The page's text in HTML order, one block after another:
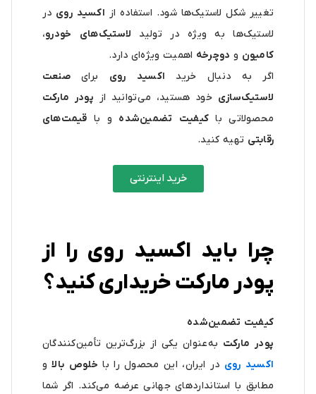
تغییر شکل لاستیک‌ها شود. استفاده از اکسید روی در
لاستیک‌ها به ویژه در تولید لاستیک‌های خودرو،
کامیون و دوچرخه اهمیت ویژه‌ای دارد.
اگر به دنبال خرید اکسید روی برایصنعت
لاستیک‌سازی خود هستید، می‌توانید از پودر مارکت
محصولاتی با کیفیت تضمین‌شده و با قیمت‌های
رقابتی تهیه کنید.
خرید اینترنتی
چرا باید اکسید روی را از
پودر مارکت خریداری کنید؟
کیفیت تضمین‌شده
پودر مارکت به‌عنوان یکی از بزرگ‌ترین تأمین‌کنندگان
اکسید روی در ایران، این محصول را با خلوص بالاو
مطابق با استانداردهای جهانی عرضه می‌کند. اگر شما